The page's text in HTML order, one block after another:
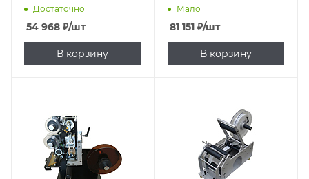
Достаточно
54 968 ₽/шт
В корзину
Мало
81 151₽/шт
В корзину